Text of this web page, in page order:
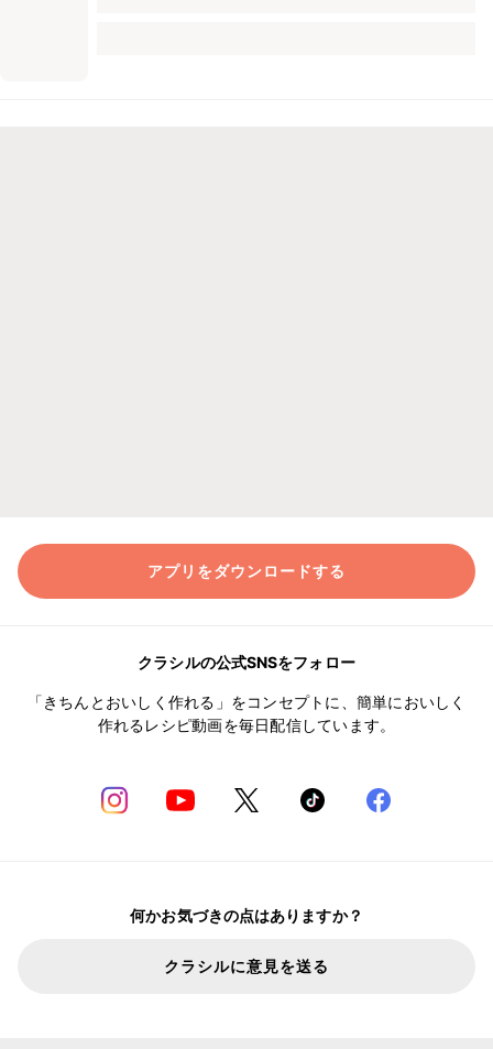
アプリをダウンロードする
クラシルの公式SNSをフォロー
「きちんとおいしく作れる」をコンセプトに、簡単においしく
作れるレシピ動画を毎日配信しています。
何かお気づきの点はありますか？
クラシルに意見を送る